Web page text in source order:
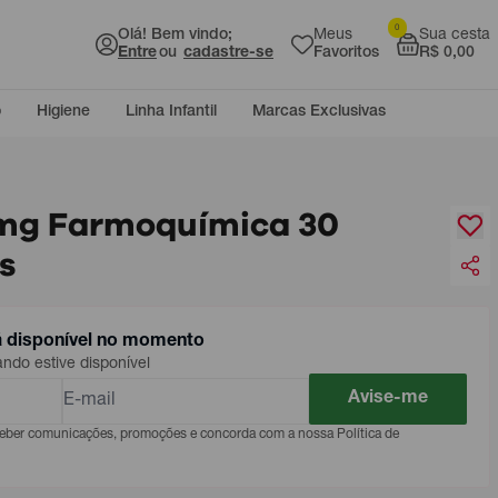
Olá! Bem vindo;
Entreou cadastre-se
Meus
Favoritos
Sua cesta
R$ 0,00
0
Higiene Linha Infantil Marcas Exclusivas
Farmoquímica 30
disponível no momento
estive disponível
Avise-me
comunicações, promoções e concorda com a nossa Política de